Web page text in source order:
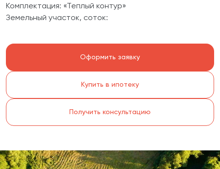
Комплектация: «Теплый контур»
Земельный участок, соток:
Оформить заявку
Купить в ипотеку
Получить консультацию